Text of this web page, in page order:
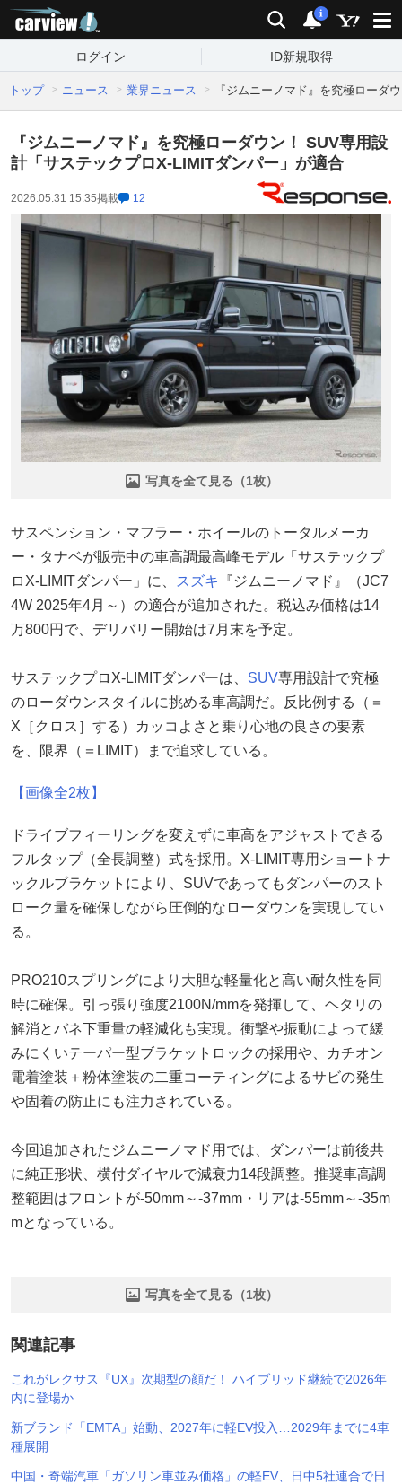
検索 通知
i
ログイン ID新規取得
トップ ニュース 業界ニュース 『ジムニーノマド』を究極ローダ
『ジムニーノマド』を究極ローダウン！ SUV専用設
計「サステックプロX-LIMITダンパー」が適合
2026.05.31 15:35掲載 12
写真を全て見る（1枚）
サスペンション・マフラー・ホイールのトータルメーカ
ー・タナベが販売中の車高調最高峰モデル「サステックプ
ロX-LIMITダンパー」に、
スズキ
『ジムニーノマド』（JC7
4W 2025年4月～）の適合が追加された。税込み価格は14
万800円で、デリバリー開始は7月末を予定。
サステックプロX-LIMITダンパーは、 SUV専用設計で究極
のローダウンスタイルに挑める車高調だ。反比例する（＝
X［クロス］する）カッコよさと乗り心地の良さの要素
を、限界（＝LIMIT）まで追求している。
【画像全2枚】
ドライブフィーリングを変えずに車高をアジャストできる
フルタップ（全長調整）式を採用。X-LIMIT専用ショートナ
ックルブラケットにより、SUVであってもダンパーのスト
ローク量を確保しながら圧倒的なローダウンを実現してい
る。
PRO210スプリングにより大胆な軽量化と高い耐久性を同
時に確保。引っ張り強度2100N/mmを発揮して、ヘタリの
解消とバネ下重量の軽減化も実現。衝撃や振動によって緩
みにくいテーパー型ブラケットロックの採用や、カチオン
電着塗装＋粉体塗装の二重コーティングによるサビの発生
や固着の防止にも注力されている。
今回追加されたジムニーノマド用では、ダンパーは前後共
に純正形状、横付ダイヤルで減衰力14段調整。推奨車高調
整範囲はフロントが-50mm～-37mm・リアは-55mm～-35m
mとなっている。
写真を全て見る（1枚）
関連記事
これがレクサス『UX』次期型の顔だ！ ハイブリッド継続で2026年
内に登場か
新ブランド「EMTA」始動、2027年に軽EV投入…2029年までに4車
種展開
中国・奇端汽車「ガソリン車並み価格」の軽EV、日中5社連合で日